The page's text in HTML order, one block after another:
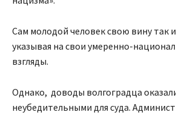
Сам молодой человек свою вину так
указывая на свои умеренно-
взгляды.
Однако, доводы волгоградца
неубедительными для суда.